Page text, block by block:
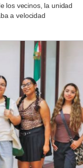
los vecinos, la unidad
a velocidad